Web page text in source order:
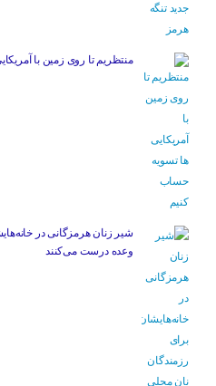
منتظریم تا روی زمین با
شیر زنان هرمزگانی در
وعده درست می‌کنند